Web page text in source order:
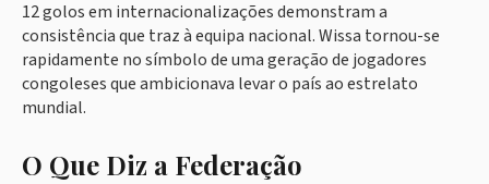
12 golos em internacionalizações demonstram a
consistência que traz à equipa nacional. Wissa tornou-se
rapidamente no símbolo de uma geração de jogadores
congoleses que ambicionava levar o país ao estrelato
mundial.
O Que Diz a Federação